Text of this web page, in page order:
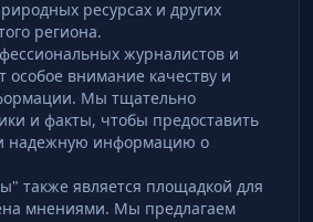
ресурсах и других
региона.
журналистов и
особое внимание качеству и
Мы тщательно
и факты, чтобы предоставить
надежную информацию о
также является площадкой для
мнениями. Мы предлагаем